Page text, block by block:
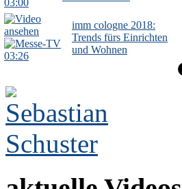
03:00
03:26
imm cologne 2018:
Trends fürs Einrichten
und Wohnen